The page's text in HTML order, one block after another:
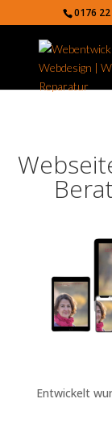
0176
Entwickelt